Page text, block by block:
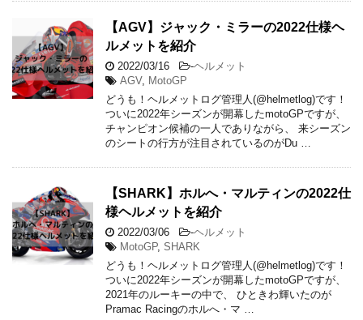
【AGV】ジャック・ミラーの2022仕様ヘ
ルメットを紹介
2022/03/16 -ヘルメット
AGV, MotoGP
どうも！ヘルメットログ管理人(@helmetlog)です！
ついに2022年シーズンが開幕したmotoGPですが、
チャンピオン候補の一人でありながら、 来シーズン
のシートの行方が注目されているのがDu …
【SHARK】ホルへ・マルティンの2022仕
様ヘルメットを紹介
2022/03/06 -ヘルメット
MotoGP, SHARK
どうも！ヘルメットログ管理人(@helmetlog)です！
ついに2022年シーズンが開幕したmotoGPですが、
2021年のルーキーの中で、 ひときわ輝いたのが
Pramac Racingのホルへ・マ …